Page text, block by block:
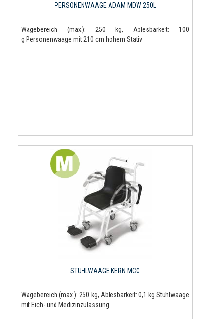
PERSONENWAAGE ADAM MDW 250L
Wägebereich (max.): 250 kg, Ablesbarkeit: 100
g Personenwaage mit 210 cm hohem Stativ
STUHLWAAGE KERN MCC
Wägebereich (max.): 250 kg, Ablesbarkeit: 0,1 kg Stuhlwaage
mit Eich- und Medizinzulassung